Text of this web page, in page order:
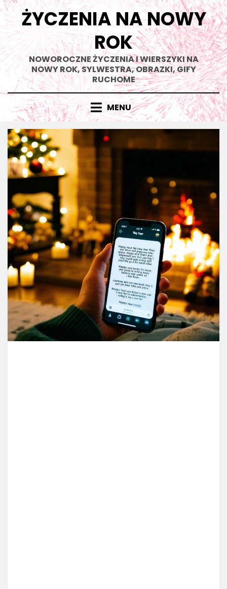
Skip
ŻYCZENIA NA NOWY
ROK
NOWOROCZNE ŻYCZENIA I WIERSZYKI NA
NOWY ROK, SYLWESTRA, OBRAZKI, GIFY
RUCHOME
MENU